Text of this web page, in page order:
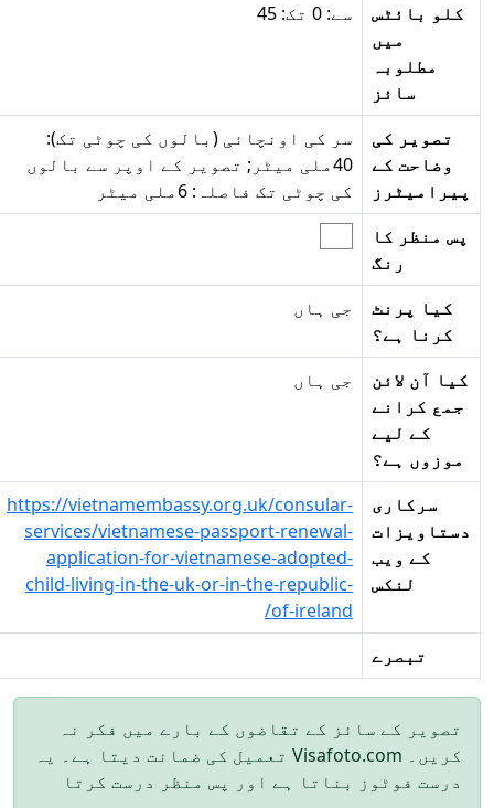
کلو بائٹس
میں
مطلوبہ
سائز
سے: 0 تک: 45
تصویر کی
وضاحت کے
پیرامیٹرز
سر کی اونچائی (بالوں کی چوٹی تک):
40ملی میٹر; تصویر کے اوپر سے بالوں
کی چوٹی تک فاصلہ: 6ملی میٹر
پس منظر کا
رنگ
کیا پرنٹ
کرنا ہے؟
جی ہاں
کیا آن لائن
جمع کرانے
کے لیے
موزوں ہے؟
جی ہاں
سرکاری
دستاویزات
کے ویب
لنکس
https://vietnamembassy.org.uk/consular-
services/vietnamese-passport-renewal-
application-for-vietnamese-adopted-
child-living-in-the-uk-or-in-the-republic-
of-ireland/
تبصرے
تصویر کے سائز کے تقاضوں کے بارے میں فکر نہ
کریں۔ Visafoto.com تعمیل کی ضمانت دیتا ہے۔ یہ
درست فوٹوز بناتا ہے اور پس منظر درست کرتا